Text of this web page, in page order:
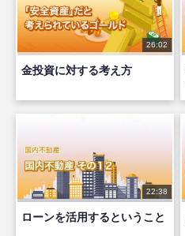
26:02
金投資に対する考え方
22:38
ローンを活用するということ